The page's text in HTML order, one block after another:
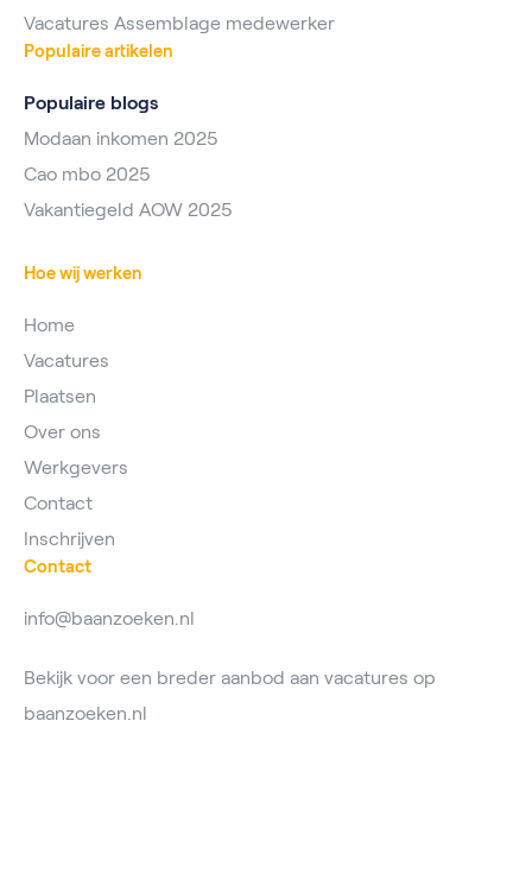
Vacatures Assemblage medewerker
Populaire artikelen
Populaire blogs
Modaan inkomen 2025
Cao mbo 2025
Vakantiegeld AOW 2025
Hoe wij werken
Home
Vacatures
Plaatsen
Over ons
Werkgevers
Contact
Inschrijven
Contact
info@baanzoeken.nl
Bekijk voor een breder aanbod aan vacatures op
baanzoeken.nl